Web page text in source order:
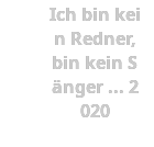
Ich bin kei
n Redner,
bin kein S
änger ... 2
020